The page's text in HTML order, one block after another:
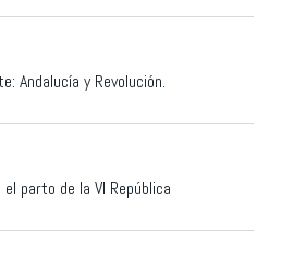
Andalucía y Revolución.
el parto de la VI República